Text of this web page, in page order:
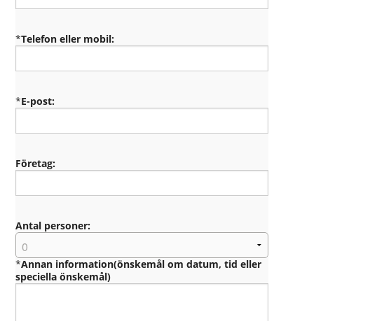
*Telefon eller mobil:
*E-post:
Företag:
Antal personer:
*Annan information(önskemål om datum, tid eller
speciella önskemål)